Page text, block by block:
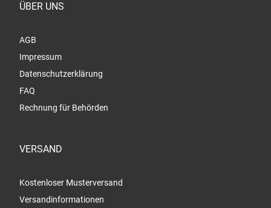
ÜBER UNS
AGB
Impressum
Datenschutzerklärung
FAQ
Rechnung für Behörden
VERSAND
Kostenloser Musterversand
Versandinformationen